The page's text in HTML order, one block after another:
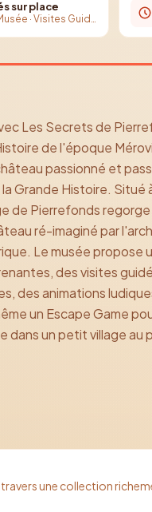
sur place
Visite du Musée · Visites Guidées · Escape Game
Les Secrets de
de l'époque
passionné et
Grande Histoire. Situé
de Pierrefonds
ré-imaginé par
Le musée propose
des visites
des animations
un Escape Game
dans un petit village au
une collection